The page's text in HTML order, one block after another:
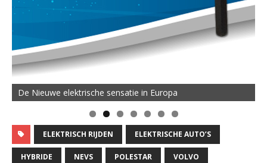
De Nieuwe elektrische sensatie in Europa
ELEKTRISCH RIJDEN ELEKTRISCHE AUTO’S
HYBRIDE NEVS POLESTAR VOLVO